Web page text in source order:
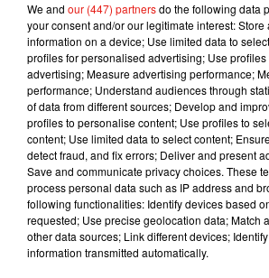
Musique
6 août 2026
Karol G dévoile la
album… avec des
5 août 2026
Benny Blanco invite
Becky G sur son
We and our (447) partnersdo the following data
your consent and/or our legitimate interest: Store
information on a device; Use limited data to
profiles for personalised advertising; Use
advertising; Measure advertising performance;
performance; Understand audiences through
of data from different sources; Develop and
profiles to personalise content; Use profiles to
content; Use limited data to select content;
detect fraud, and fix errors; Deliver and present
Save and communicate privacy choices. These
process personal data such as IP address and
following functionalities: Identify devices based
requested; Use precise geolocation data; Match
other data sources; Link different devices;
information transmitted automatically.